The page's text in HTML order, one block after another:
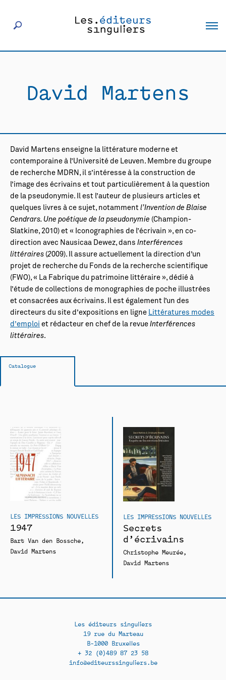
Éditeurs
Actualités
Rencontres
David Martens
David Martens enseigne la littérature moderne et
contemporaine à l’Université de Leuven. Membre du groupe
de recherche MDRN, il s’intéresse à la construction de
l’image des écrivains et tout particulièrement à la question
de la pseudonymie. Il est l’auteur de plusieurs articles et
quelques livres à ce sujet, notamment l’Invention de Blaise
Cendrars. Une poétique de la pseudonymie (Champion-
Slatkine, 2010) et « Iconographies de l’écrivain », en co-
direction avec Nausicaa Dewez, dans Interférences
littéraires (2009). Il assure actuellement la direction d’un
projet de recherche du Fonds de la recherche scientifique
(FWO), « La Fabrique du patrimoine littéraire », dédié à
l’étude de collections de monographies de poche illustrées
et consacrées aux écrivains. Il est également l’un des
directeurs du site d’expositions en ligne Littératures modes
d’emploi et rédacteur en chef de la revue Interférences
littéraires.
Catalogue
LES IMPRESSIONS NOUVELLES
1947
Bart Van den Bossche
David Martens
LES IMPRESSIONS NOUVELLES
Secrets
d’écrivains
Christophe Meurée
David Martens
Les éditeurs singuliers
19 rue du Marteau
B-1000 Bruxelles
+ 32 (0)489 87 23 58
info@editeurssinguliers.be